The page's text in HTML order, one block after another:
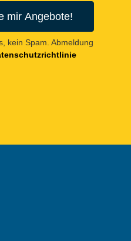
mir Angebote!
kein Spam. Abmeldung